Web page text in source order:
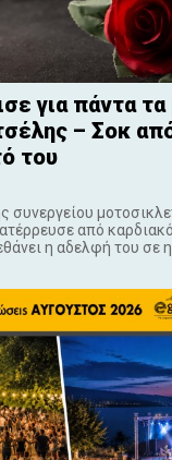
για πάντα τα
– Σοκ
του
συνεργείου
από καρδιακό
η αδελφή του σε